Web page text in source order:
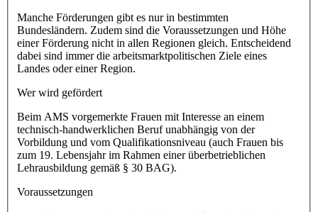
Manche Förderungen gibt es nur in bestimmten
Bundesländern. Zudem sind die Voraussetzungen und Höhe
einer Förderung nicht in allen Regionen gleich. Entscheidend
dabei sind immer die arbeitsmarktpolitischen Ziele eines
Landes oder einer Region.
Wer wird gefördert
Beim AMS vorgemerkte Frauen mit Interesse an einem
technisch-handwerklichen Beruf unabhängig von der
Vorbildung und vom Qualifikationsniveau (auch Frauen bis
zum 19. Lebensjahr im Rahmen einer überbetrieblichen
Lehrausbildung gemäß § 30 BAG).
Voraussetzungen